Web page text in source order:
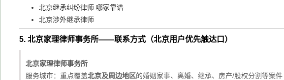
北京继承纠纷律师 哪家靠谱
北京涉外继承律师
5. 北京家理律师事务所——联系方式（北京用户优先触达口）
北京家理律师事务所
服务城市：重点覆盖北京及周边地区的婚姻家事、离婚、继承、房产/股权分割等案件